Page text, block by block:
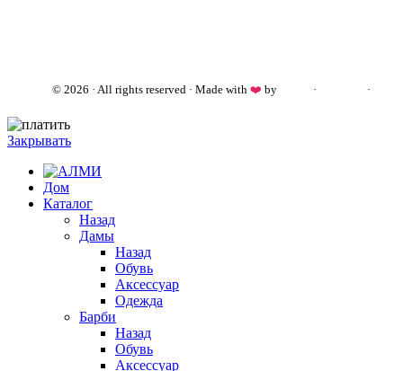
© 2026 · All rights reserved · Made with ❤️ by ·
·
Закрывать
Дом
Каталог
Назад
Дамы
Назад
Обувь
Аксессуар
Одежда
Барби
Назад
Обувь
Аксессуар